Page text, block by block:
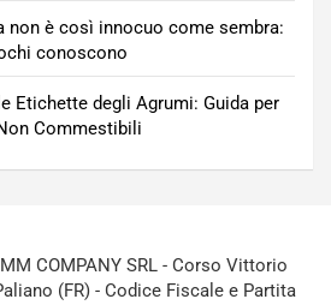
non è così innocuo come sembra:
conoscono
Etichette degli Agrumi: Guida per
Commestibili
COMPANY SRL - Corso Vittorio
(FR) - Codice Fiscale e Partita